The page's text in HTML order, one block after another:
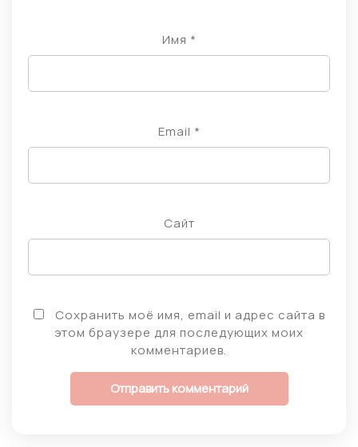
Имя *
Email *
Сайт
Сохранить моё имя, email и адрес сайта в
этом браузере для последующих моих
комментариев.